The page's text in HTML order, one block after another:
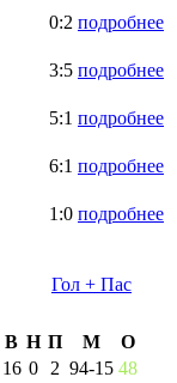
0:2 подробнее
3:5 подробнее
5:1 подробнее
6:1 подробнее
1:0 подробнее
Гол + Пас
В Н П М
О
16 0 2 94-15 48